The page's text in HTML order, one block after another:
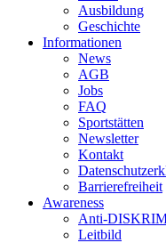
Ausbildung
Geschichte
Informationen
News
AGB
Jobs
FAQ
Sportstätten
Newsletter
Kontakt
Barrierefreiheit
Awareness
Anti-
Leitbild